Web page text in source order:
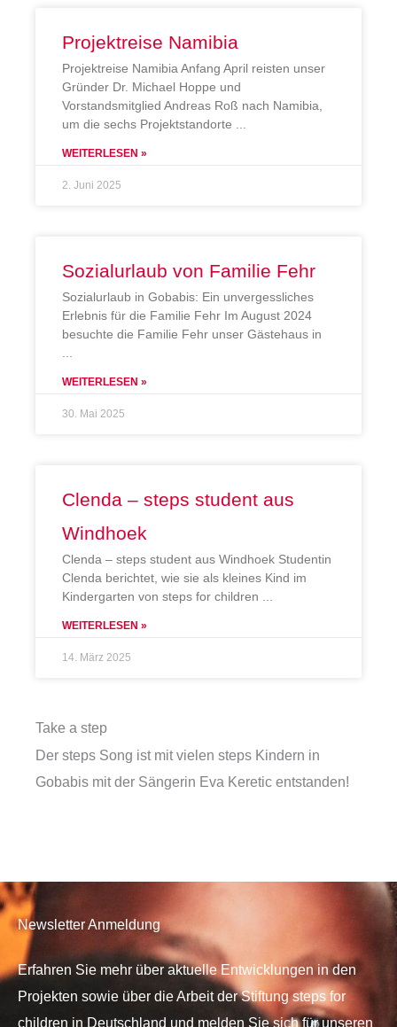
Projektreise Namibia
Projektreise Namibia Anfang April reisten unser
Gründer Dr. Michael Hoppe und
Vorstandsmitglied Andreas Roß nach Namibia,
um die sechs Projektstandorte
WEITERLESEN »
2. Juni 2025
Sozialurlaub von Familie Fehr
Sozialurlaub in Gobabis: Ein unvergessliches
Erlebnis für die Familie Fehr Im August 2024
besuchte die Familie Fehr unser Gästehaus in
WEITERLESEN »
30. Mai 2025
Clenda – steps student aus
Windhoek
Clenda – steps student aus Windhoek Studentin
Clenda berichtet, wie sie als kleines Kind im
Kindergarten von steps for children
WEITERLESEN »
14. März 2025
Take a step
Der steps Song ist mit vielen steps Kindern in
Gobabis mit der Sängerin Eva Keretic entstanden!
Newsletter Anmeldung
Erfahren Sie mehr über aktuelle Entwicklungen in den
Projekten sowie über die Arbeit der Stiftung steps for
children in Deutschland und melden Sie sich für unseren